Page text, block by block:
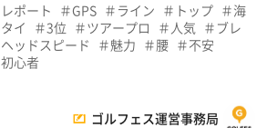
レポート
GPS ライン トップ
海
タイ
3位 ツアープロ 人気
ブレ
ヘッドスピード
魅力 腰
不安
初心者
ゴルフェス運営事務局